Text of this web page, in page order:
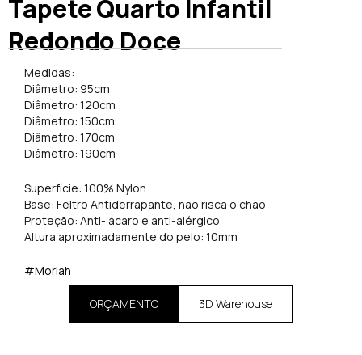
Tapete Quarto Infantil
Redondo Doce
Medidas:
Diâmetro: 95cm
Diâmetro: 120cm
Diâmetro: 150cm
Diâmetro: 170cm
Diâmetro: 190cm
Superfície: 100% Nylon
Base: Feltro Antiderrapante, não risca o chão
Proteção: Anti- ácaro e anti-alérgico
Altura aproximadamente do pelo: 10mm
#Moriah
ORÇAMENTO 3D Warehouse